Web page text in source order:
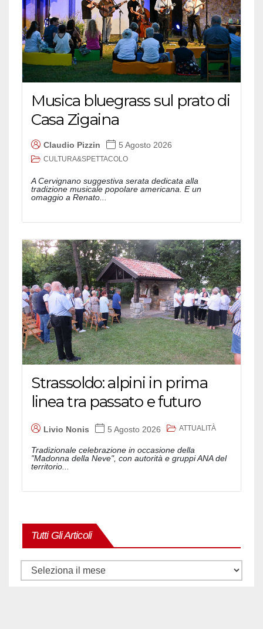
Musica bluegrass sul prato di
Casa Zigaina
Claudio Pizzin 5 Agosto 2026
CULTURA&SPETTACOLO
A Cervignano suggestiva serata dedicata alla
tradizione musicale popolare americana. E un
omaggio a Renato...
Strassoldo: alpini in prima
linea tra passato e futuro
Livio Nonis 5 Agosto 2026 ATTUALITÀ
Tradizionale celebrazione in occasione della
"Madonna della Neve", con autorità e gruppi ANA del
territorio...
Tutti Gli Articoli
Tutti